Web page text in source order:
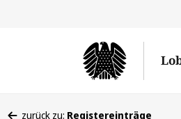
zurück zu: Registereinträge